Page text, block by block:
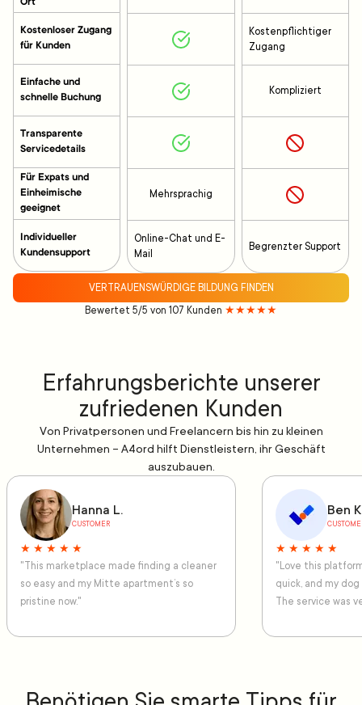
Kostenloser Zugang
für Kunden
Einfache und
schnelle Buchung
Transparente
Servicedetails
Für Expats und
Einheimische
geeignet
Individueller
Kundensupport
Mehrsprachig
Online-Chat und E-
Mail
Kostenpflichtiger
Zugang
Kompliziert
Begrenzter Support
VERTRAUENSWÜRDIGE BILDUNG FINDEN
Bewertet 5/5 von 107 Kunden ★★★★★
Erfahrungsberichte unserer
zufriedenen Kunden
Von Privatpersonen und Freelancern bis hin zu kleinen
Unternehmen – A4ord hilft Dienstleistern, ihr Geschäft
auszubauen.
Hanna L.
CUSTOMER
★ ★ ★ ★ ★
"This marketplace made finding a cleaner
so easy and my Mitte apartment’s so
pristine now."
Ben
★ ★ ★ ★ ★
"Love this
quick, and my
The service was